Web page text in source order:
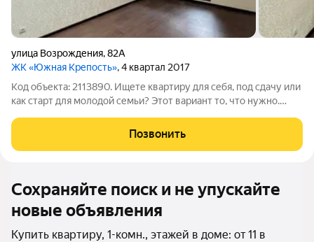
улица Возрождения,82А
ЖК «Южная Крепость», 4 квартал 2017
Код объекта: 2113890. Ищете квартиру для себя, под сдачу или
как старт для молодой семьи? Этот вариант то, что нужно.
сделаете всё строго для себя, а не переделываете чужой вкус.
Состояние
Позвонить
Сохраняйте поиск и не упускайте
новые объявления
Купить квартиру, 1-комн., этажей в доме: от 11 в